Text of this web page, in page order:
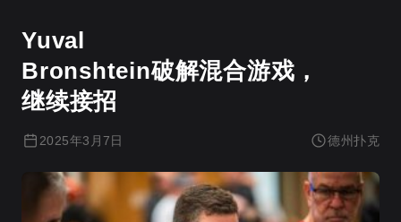
Yuval
Bronshtein破解混合游戏，
继续接招
2025年3月7日 德州扑克